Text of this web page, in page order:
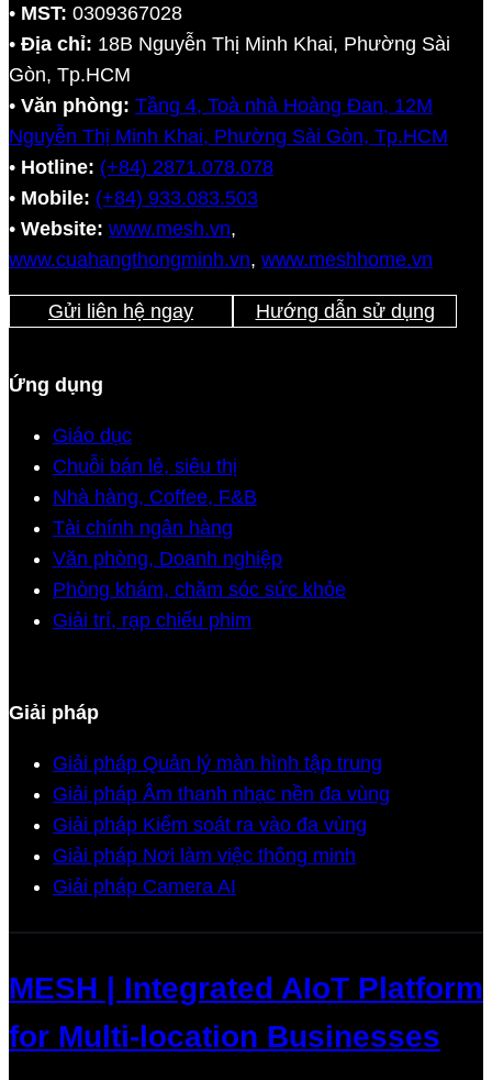
• MST: 0309367028
• Địa chỉ: 18B Nguyễn Thị Minh Khai, Phường Sài
Gòn, Tp.HCM
• Văn phòng: Tầng 4, Toà nhà Hoàng Đan, 12M
Nguyễn Thị Minh Khai, Phường Sài Gòn, Tp.HCM
• Hotline: (+84) 2871.078.078
• Mobile: (+84) 933.083.503
• Website: www.mesh.vn,
www.cuahangthongminh.vn, www.meshhome.vn
Gửi liên hệ ngay Hướng dẫn sử dụng
Ứng dụng
Giáo dục
Chuỗi bán lẻ, siêu thị
Nhà hàng, Coffee, F&B
Tài chính ngân hàng
Văn phòng, Doanh nghiệp
Phòng khám, chăm sóc sức khỏe
Giải trí, rạp chiếu phim
Giải pháp
Giải pháp Quản lý màn hình tập trung
Giải pháp Âm thanh nhạc nền đa vùng
Giải pháp Kiểm soát ra vào đa vùng
Giải pháp Nơi làm việc thông minh
Giải pháp Camera AI
MESH | Integrated AIoT Platform
for Multi-location Businesses